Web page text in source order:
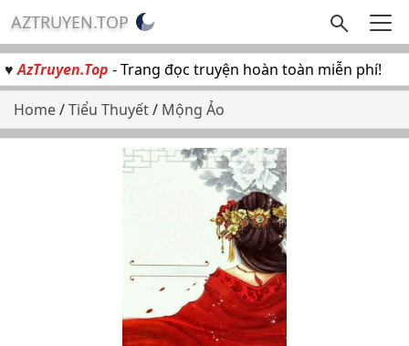
AZTRUYEN.TOP
♥AzTruyen.Top - Trang đọc truyện hoàn toàn miễn phí!
Home/Tiểu Thuyết/ Mộng Ảo